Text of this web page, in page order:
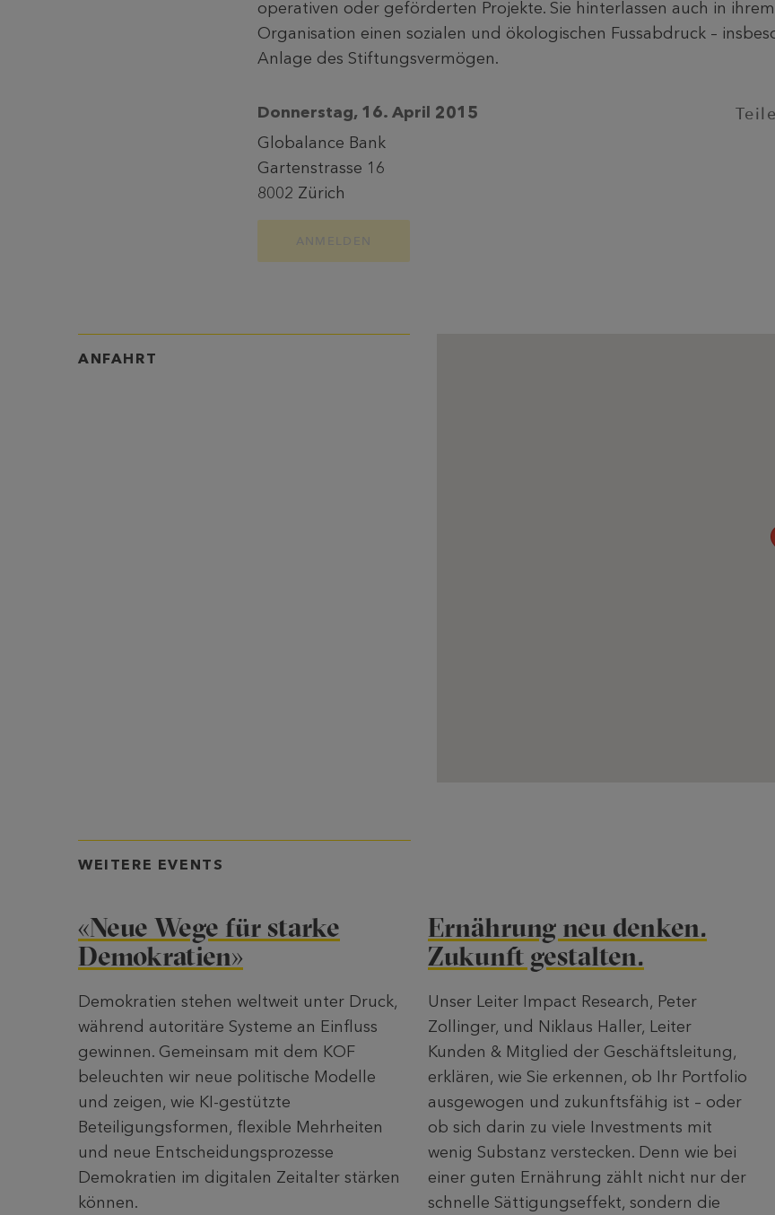
operativen oder geförderten Projekte. Sie hinterlassen auch in
Organisation einen sozialen und ökologischen Fussabdruck –
Anlage des Stiftungsvermögen.
Donnerstag, 16. April 2015
Globalance Bank
Gartenstrasse 16
8002 Zürich
ANMELDEN
ANFAHRT
WEITERE EVENTS
«Neue Wege für starke
Demokratien»
Demokratien stehen weltweit unter Druck,
während autoritäre Systeme an Einfluss
gewinnen. Gemeinsam mit dem KOF
beleuchten wir neue politische Modelle
und zeigen, wie KI-gestützte
Beteiligungsformen, flexible Mehrheiten
und neue Entscheidungsprozesse
Demokratien im digitalen Zeitalter stärken
können.
Ernährung neu denken.
Zukunft gestalten.
Unser Leiter Impact Research, Peter
Zollinger, und Niklaus Haller, Leiter
Kunden & Mitglied der Geschäftsleitung,
erklären, wie Sie erkennen, ob Ihr Portfolio
ausgewogen und zukunftsfähig ist – oder
ob sich darin zu viele Investments mit
wenig Substanz verstecken. Denn wie bei
einer guten Ernährung zählt nicht nur der
schnelle Sättigungseffekt, sondern die